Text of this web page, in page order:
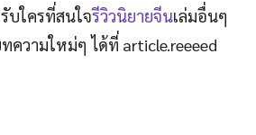
บใครที่สนใจรีวิวนิยายจีนเล่มอื่นๆ
ความใหม่ๆ ได้ที่ article.reeeed